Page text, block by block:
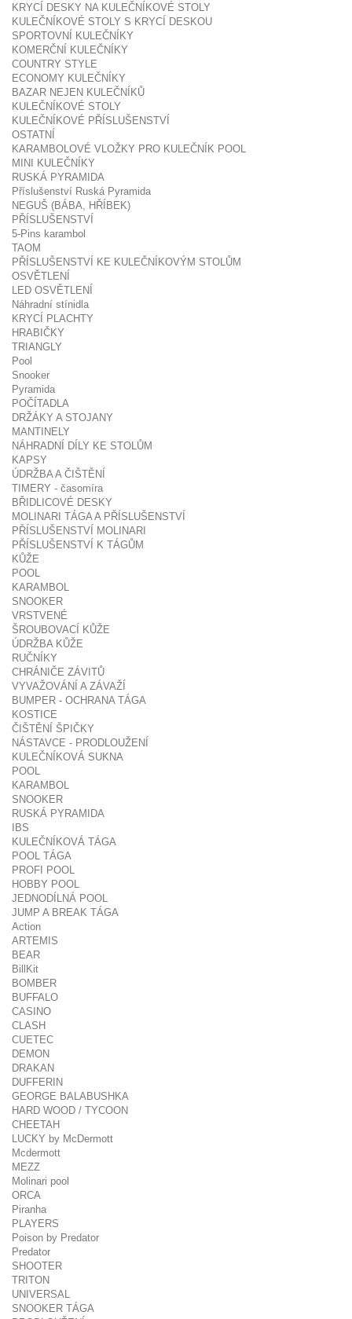
KRYCÍ DESKY NA KULEČNÍKOVÉ STOLY
KULEČNÍKOVÉ STOLY S KRYCÍ DESKOU
SPORTOVNÍ KULEČNÍKY
KOMERČNÍ KULEČNÍKY
COUNTRY STYLE
ECONOMY KULEČNÍKY
BAZAR NEJEN KULEČNÍKŮ
KULEČNÍKOVÉ STOLY
KULEČNÍKOVÉ PŘÍSLUŠENSTVÍ
OSTATNÍ
KARAMBOLOVÉ VLOŽKY PRO KULEČNÍK POOL
MINI KULEČNÍKY
RUSKÁ PYRAMIDA
Příslušenství Ruská Pyramida
NEGUŠ (BÁBA, HŘÍBEK)
PŘÍSLUŠENSTVÍ
5-Pins karambol
TAOM
PŘÍSLUŠENSTVÍ KE KULEČNÍKOVÝM STOLŮM
OSVĚTLENÍ
LED OSVĚTLENÍ
Náhradní stínidla
KRYCÍ PLACHTY
HRABIČKY
TRIANGLY
Pool
Snooker
Pyramida
POČÍTADLA
DRŽÁKY A STOJANY
MANTINELY
NÁHRADNÍ DÍLY KE STOLŮM
KAPSY
ÚDRŽBA A ČIŠTĚNÍ
TIMERY - časomíra
BŘIDLICOVÉ DESKY
MOLINARI TÁGA A PŘÍSLUŠENSTVÍ
PŘÍSLUŠENSTVÍ MOLINARI
PŘÍSLUŠENSTVÍ K TÁGŮM
KŮŽE
POOL
KARAMBOL
SNOOKER
VRSTVENÉ
ŠROUBOVACÍ KŮŽE
ÚDRŽBA KŮŽE
RUČNÍKY
CHRÁNIČE ZÁVITŮ
VYVAŽOVÁNÍ A ZÁVAŽÍ
BUMPER - OCHRANA TÁGA
KOSTICE
ČIŠTĚNÍ ŠPIČKY
NÁSTAVCE - PRODLOUŽENÍ
KULEČNÍKOVÁ SUKNA
POOL
KARAMBOL
SNOOKER
RUSKÁ PYRAMIDA
IBS
KULEČNÍKOVÁ TÁGA
POOL TÁGA
PROFI POOL
HOBBY POOL
JEDNODÍLNÁ POOL
JUMP A BREAK TÁGA
Action
ARTEMIS
BEAR
BillKit
BOMBER
BUFFALO
CASINO
CLASH
CUETEC
DEMON
DRAKAN
DUFFERIN
GEORGE BALABUSHKA
HARD WOOD / TYCOON
CHEETAH
LUCKY by McDermott
Mcdermott
MEZZ
Molinari pool
ORCA
Piranha
PLAYERS
Poison by Predator
Predator
SHOOTER
TRITON
UNIVERSAL
SNOOKER TÁGA